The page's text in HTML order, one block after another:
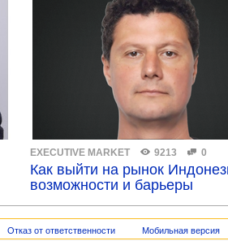
EXECUTIVE MARKET 9213 0
Как выйти на рынок
возможности и барьеры
Отказ от ответственности Мобильная версия